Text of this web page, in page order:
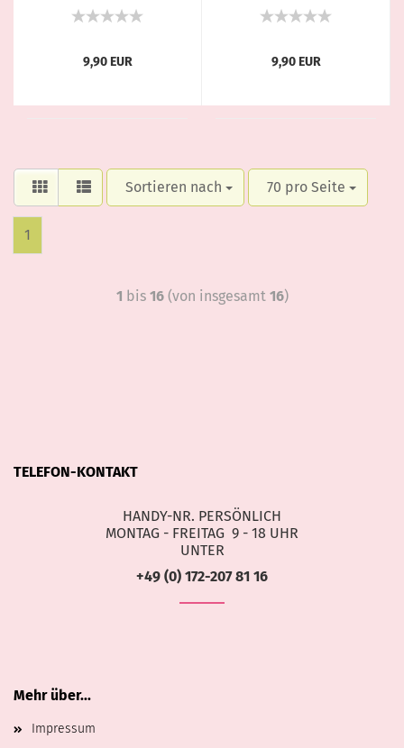
Florex
9,90 EUR
Florex
9,90 EUR
Sortieren nach 70 pro Seite
1
1 bis 16(von insgesamt 16)
TELEFON-KONTAKT
HANDY-NR. PERSÖNLICH
MONTAG - FREITAG 9 - 18 UHR
UNTER
+49 (0) 172-207 81 16
Mehr über...
Impressum